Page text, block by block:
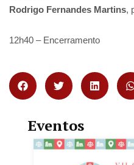
Rodrigo Fernandes Martins,
12h40 – Encerramento
Eventos